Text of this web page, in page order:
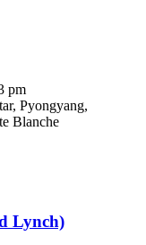
pm
Pyongyang,
Blanche
Lynch)